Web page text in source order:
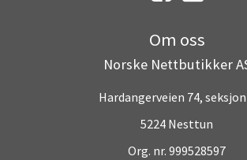
Om oss
Norske Nettbutikker
Hardangerveien 74,
5224 Nesttun
Org. nr. 999528597